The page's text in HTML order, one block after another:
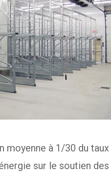
moyenne à 1/30 du taux
sur le soutien des